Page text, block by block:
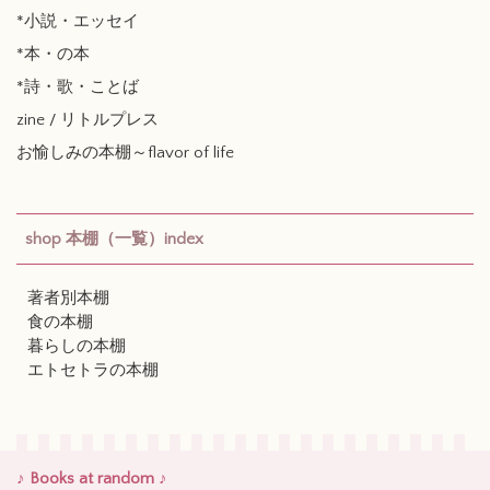
*小説・エッセイ
*本・の本
*詩・歌・ことば
zine / リトルプレス
お愉しみの本棚～flavor of life
shop 本棚（一覧）index
著者別本棚
食の本棚
暮らしの本棚
エトセトラの本棚
♪ Books at random ♪